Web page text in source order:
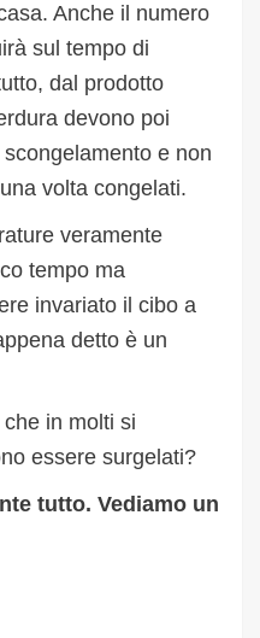
Anche il numero
sul tempo di
dal prodotto
devono poi
e non
volta congelati.
veramente
tempo ma
invariato il cibo a
detto è un
in molti si
essere surgelati?
tutto. Vediamo un